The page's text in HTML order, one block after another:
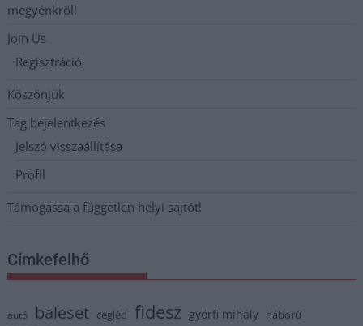
megyénkről!
Join Us
Regisztráció
Köszönjük
Tag bejelentkezés
Jelszó visszaállítása
Profil
Támogassa a független helyi sajtót!
Címkefelhő
autó baleset cegléd fidesz györfi mihály háború